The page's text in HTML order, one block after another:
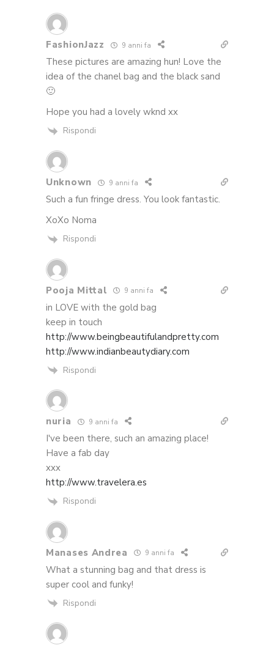
FashionJazz 9 anni fa
These pictures are amazing hun! Love the
idea of the chanel bag and the black sand
🙂
Hope you had a lovely wknd xx
Rispondi
Unknown 9 anni fa
Such a fun fringe dress. You look fantastic.
XoXo Noma
Rispondi
Pooja Mittal 9 anni fa
in LOVE with the gold bag
keep in touch
http://www.beingbeautifulandpretty.com
http://www.indianbeautydiary.com
Rispondi
nuria 9 anni fa
I've been there, such an amazing place!
Have a fab day
xxx
http://www.travelera.es
Rispondi
Manases Andrea 9 anni fa
What a stunning bag and that dress is
super cool and funky!
Rispondi